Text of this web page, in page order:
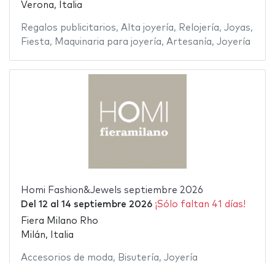
Verona, Italia
Regalos publicitarios, Alta joyería, Relojería, Joyas,
Fiesta, Maquinaria para joyería, Artesanía, Joyería
Homi Fashion&Jewels septiembre 2026
Del 12 al 14 septiembre 2026 ¡Sólo faltan 41 días!
Fiera Milano Rho
Milán, Italia
Accesorios de moda, Bisutería, Joyería